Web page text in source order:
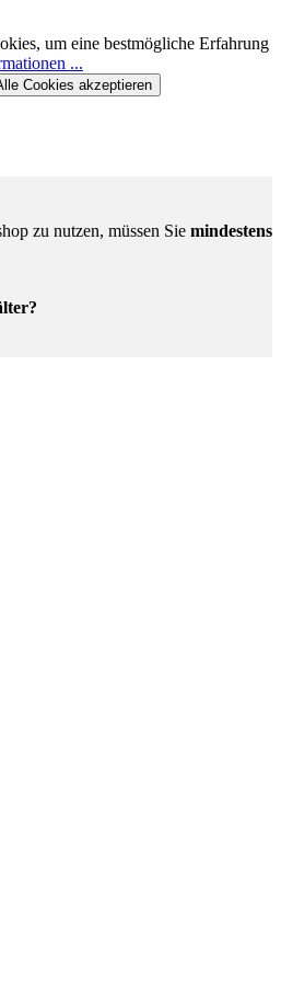
um eine bestmögliche Erfahrung
...
Cookies akzeptieren
zu nutzen, müssen Sie mindestens